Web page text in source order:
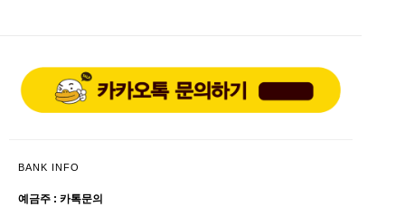
BANK INFO
예금주 : 카톡문의